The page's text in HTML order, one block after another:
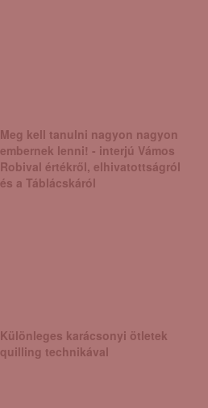
Meg kell tanulni nagyon nagyon
embernek lenni! - interjú Vámos
Robival értékről, elhivatottságról
és a Táblácskáról
Különleges karácsonyi ötletek
quilling technikával